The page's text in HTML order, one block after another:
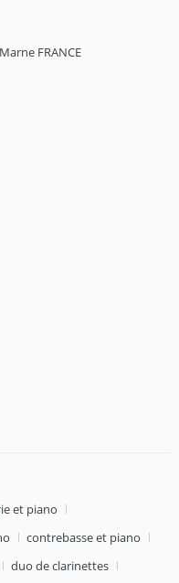
FRANCE
et piano
contrebasse et piano
duo de clarinettes